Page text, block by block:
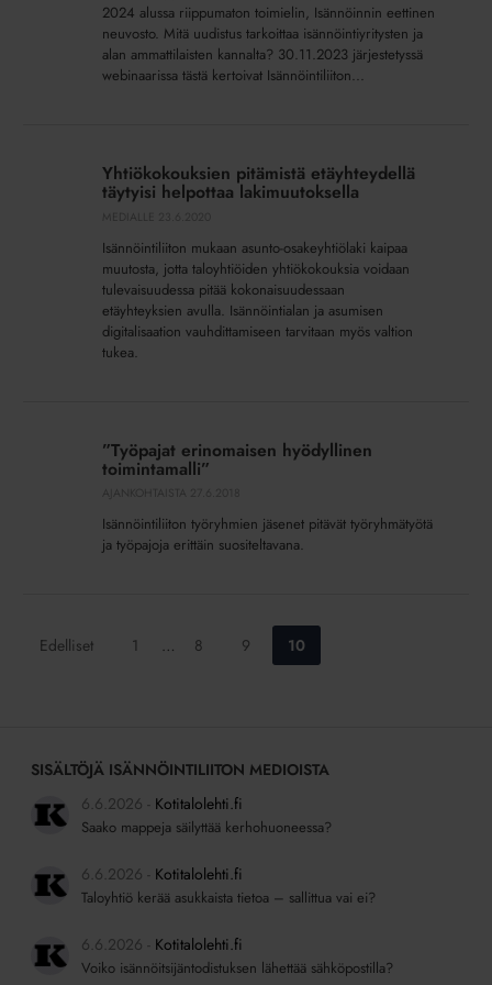
2024 alussa riippumaton toimielin, Isännöinnin eettinen
neuvosto. Mitä uudistus tarkoittaa isännöintiyritysten ja
alan ammattilaisten kannalta? 30.11.2023 järjestetyssä
webinaarissa tästä kertoivat Isännöintiliiton...
etäyhteydellä
lakimuutoksella
Yhtiökokouksien pitämistä etäyhteydellä
täytyisi helpottaa lakimuutoksella
Isännöintiliiton mukaan asunto-osakeyhtiölaki kaipaa
muutosta, jotta taloyhtiöiden yhtiökokouksia voidaan
tulevaisuudessa pitää kokonaisuudessaan
etäyhteyksien avulla. Isännöintialan ja asumisen
digitalisaation vauhdittamiseen tarvitaan myös valtion
tukea.
”Työpajat erinomaisen hyödyllinen
toimintamalli”
Isännöintiliiton työryhmien jäsenet pitävät työryhmätyötä
ja työpajoja erittäin suositeltavana.
Edelliset
Siirry
1 …
Siirry
8
Siirry
sivulle:
9
Siirry
sivulle:
10
SISÄLTÖJÄ ISÄNNÖINTILIITON MEDIOISTA
6.6.2026
Kotitalolehti.fi
Saako mappeja säilyttää kerhohuoneessa?
6.6.2026 Kotitalolehti.fi
Taloyhtiö kerää asukkaista tietoa – sallittua vai ei?
6.6.2026 Kotitalolehti.fi
Voiko isännöitsijäntodistuksen lähettää sähköpostilla?